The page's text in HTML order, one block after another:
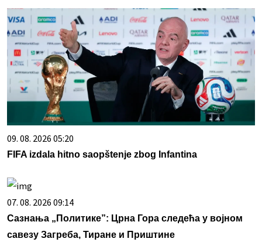
09. 08. 2026 05:20
FIFA izdala hitno saopštenje zbog Infantina
07. 08. 2026 09:14
Сазнања „Политике”: Црна Гора следећа у војном
савезу Загреба, Тиране и Приштине